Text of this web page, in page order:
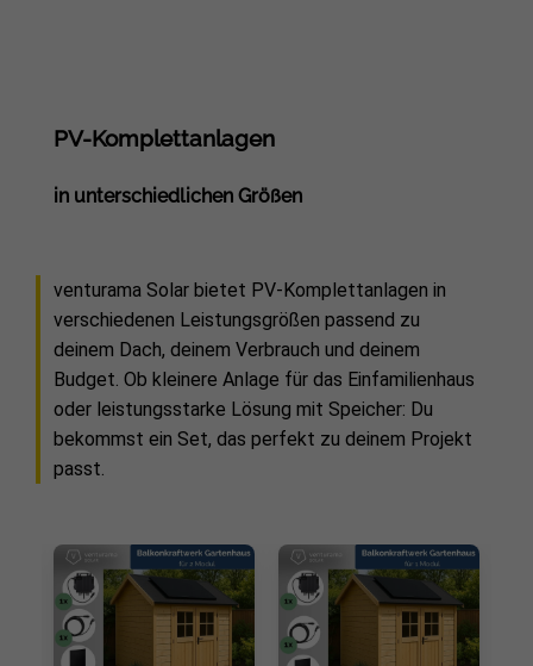
PV-Komplettanlagen
in unterschiedlichen Größen
venturama Solar bietet PV-Komplettanlagen in
verschiedenen Leistungsgrößen passend zu
deinem Dach, deinem Verbrauch und deinem
Budget. Ob kleinere Anlage für das Einfamilienhaus
oder leistungsstarke Lösung mit Speicher: Du
bekommst ein Set, das perfekt zu deinem Projekt
passt.